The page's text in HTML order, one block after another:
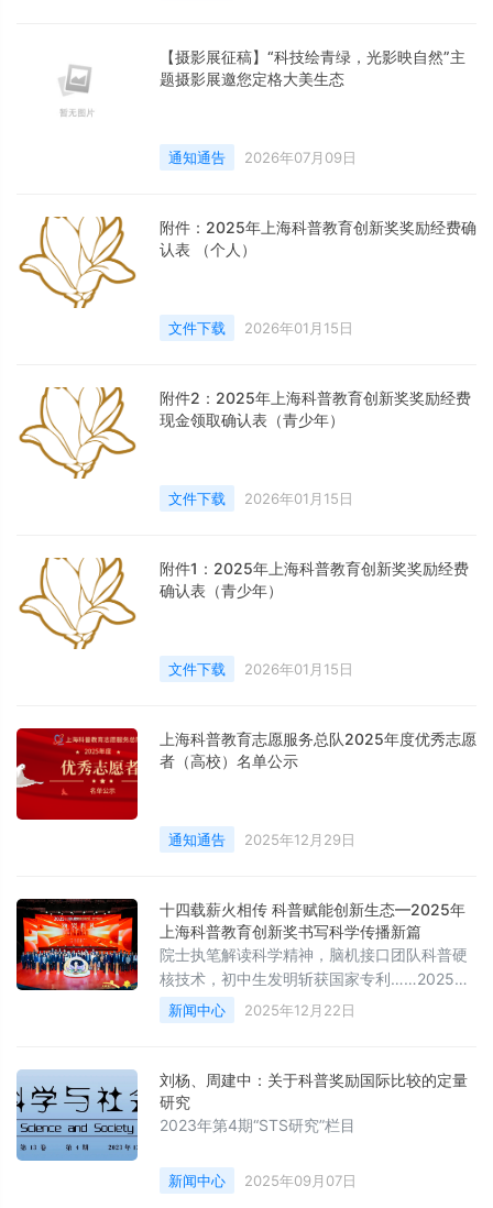
【摄影展征稿】“科技绘青绿，光影映自然”主
题摄影展邀您定格大美生态
通知通告 2026年07月09日
附件：2025年上海科普教育创新奖奖励经费确
认表 （个人）
文件下载 2026年01月15日
附件2：2025年上海科普教育创新奖奖励经费
现金领取确认表（青少年）
文件下载 2026年01月15日
附件1：2025年上海科普教育创新奖奖励经费
确认表（青少年）
文件下载 2026年01月15日
上海科普教育志愿服务总队2025年度优秀志愿
者（高校）名单公示
通知通告 2025年12月29日
十四载薪火相传 科普赋能创新生态—2025年
上海科普教育创新奖书写科学传播新篇
院士执笔解读科学精神，脑机接口团队科普硬
核技术，初中生发明斩获国家专利……2025年
12月20日，第十四届上海科普教育创新奖颁奖
仪式在上海儿童艺术剧场圆满落幕。
新闻中心 2025年12月22日
刘杨、周建中：关于科普奖励国际比较的定量
研究
2023年第4期“STS研究”栏目
新闻中心 2025年09月07日